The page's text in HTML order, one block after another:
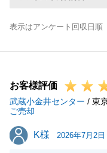
表示はアンケート回収日順
お客様評価
武蔵小金井センター / 東
ご売却
K様
K様 2026年7月2日